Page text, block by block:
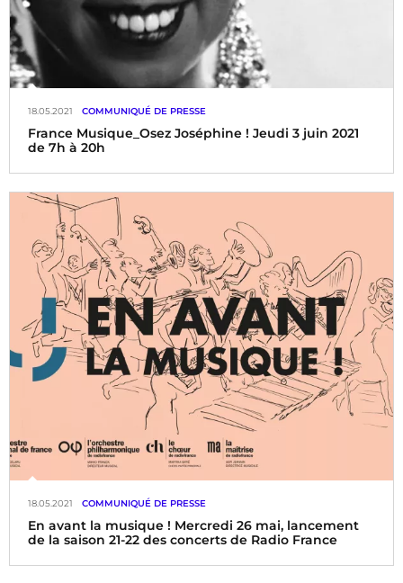
France Musique_Osez Joséphine ! Jeudi 3 juin 2021
de 7h à 20h
18.05.2021 COMMUNIQUÉ DE PRESSE
En avant la musique ! Mercredi 26 mai, lancement
de la saison 21-22 des concerts de Radio France
18.05.2021 COMMUNIQUÉ DE PRESSE